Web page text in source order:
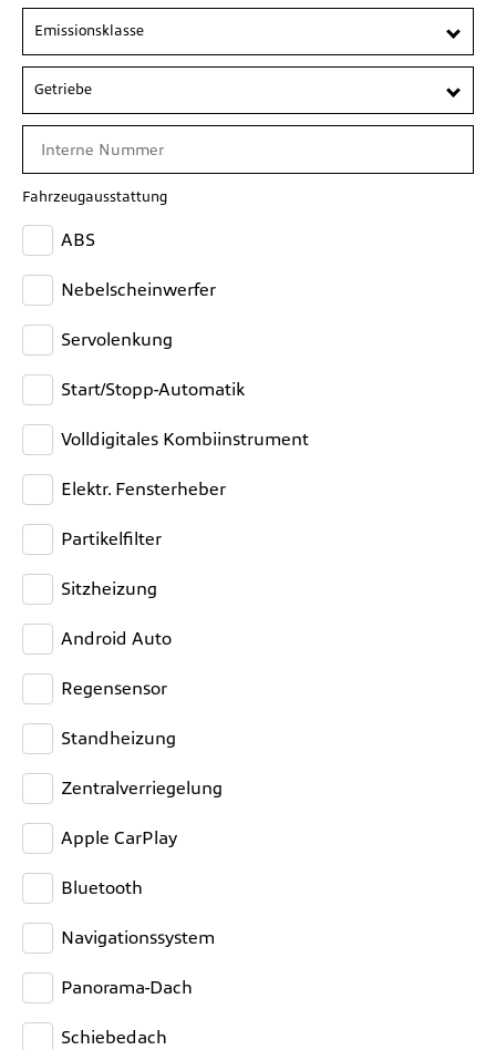
Emissionsklasse
Getriebe
Fahrzeugausstattung
ABS
Nebelscheinwerfer
Servolenkung
Start/Stopp-Automatik
Volldigitales Kombiinstrument
Elektr. Fensterheber
Partikelfilter
Sitzheizung
Android Auto
Regensensor
Standheizung
Zentralverriegelung
Apple CarPlay
Bluetooth
Navigationssystem
Panorama-Dach
Schiebedach